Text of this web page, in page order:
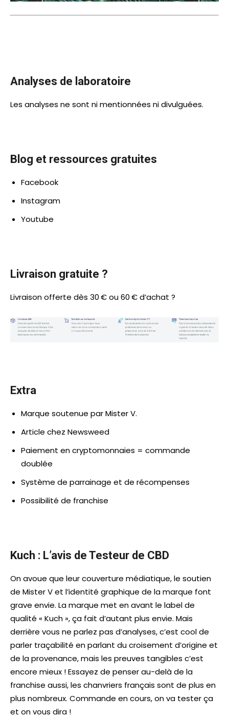
Analyses de laboratoire
Les analyses ne sont ni mentionnées ni divulguées.
Blog et ressources gratuites
Facebook
Instagram
Youtube
Livraison gratuite ?
Livraison offerte dès 30 € ou 60 € d’achat ?
Extra
Marque soutenue par Mister V.
Article chez Newsweed
Paiement en cryptomonnaies = commande
doublée
Système de parrainage et de récompenses
Possibilité de franchise
Kuch : L’avis de Testeur de CBD
On avoue que leur couverture médiatique, le soutien
de Mister V et l’identité graphique de la marque font
grave envie. La marque met en avant le label de
qualité « Kuch », ça fait d’autant plus envie. Mais
derrière vous ne parlez pas d’analyses, c’est cool de
parler traçabilité en parlant du croisement d’origine et
de la provenance, mais les preuves tangibles c’est
encore mieux ! Essayez de penser au-delà de la
franchise aussi, les chanvriers français sont de plus en
plus nombreux. Commande en cours, on va tester ça
et on vous dira !